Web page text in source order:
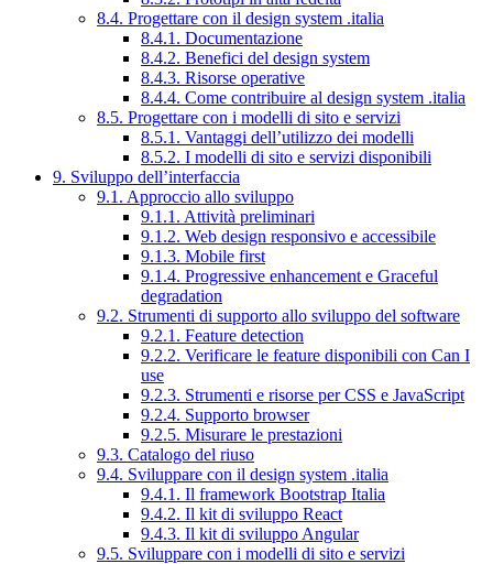
8.4. Progettare con il design system .italia
8.4.1. Documentazione
8.4.2. Benefici del design system
8.4.3. Risorse operative
8.4.4. Come contribuire al design system .italia
8.5. Progettare con i modelli di sito e servizi
8.5.1. Vantaggi dell’utilizzo dei modelli
8.5.2. I modelli di sito e servizi disponibili
9. Sviluppo dell’interfaccia
9.1. Approccio allo sviluppo
9.1.1. Attività preliminari
9.1.2. Web design responsivo e accessibile
9.1.3. Mobile first
9.1.4. Progressive enhancement e Graceful
degradation
9.2. Strumenti di supporto allo sviluppo del software
9.2.1. Feature detection
9.2.2. Verificare le feature disponibili con Can I
use
9.2.3. Strumenti e risorse per CSS e JavaScript
9.2.4. Supporto browser
9.2.5. Misurare le prestazioni
9.3. Catalogo del riuso
9.4. Sviluppare con il design system .italia
9.4.1. Il framework Bootstrap Italia
9.4.2. Il kit di sviluppo React
9.4.3. Il kit di sviluppo Angular
9.5. Sviluppare con i modelli di sito e servizi